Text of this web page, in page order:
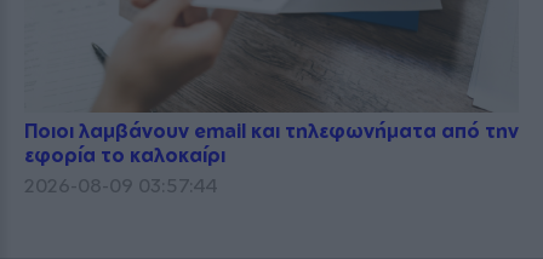
Ποιοι λαμβάνουν email και τηλεφωνήματα από την
εφορία το καλοκαίρι
2026-08-09 03:57:44